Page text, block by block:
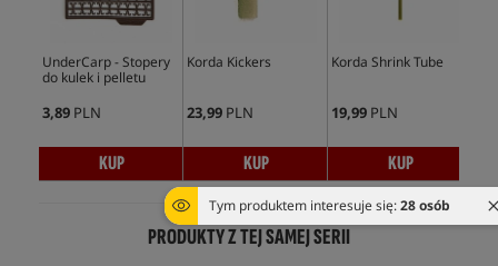
Tym produktem interesuje się:28 osób
UnderCarp - Stopery
do kulek i pelletu
3,89 PLN
KUP
Korda Kickers
23,99 PLN
KUP
Korda Shrink Tube
19,99 PLN
KUP
PRODUKTY Z TEJ SAMEJ SERII